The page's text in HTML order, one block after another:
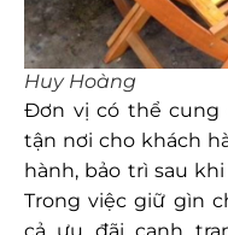
Huy Hoàng
Đơn vị có thể cung
tận nơi cho khách
hành, bảo trì sau
Trong việc giữ gìn